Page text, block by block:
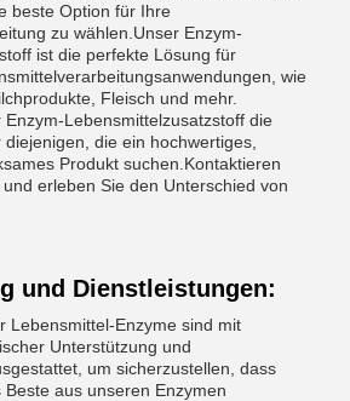
beste Option für Ihre
zu wählen.Unser Enzym-
ist die perfekte Lösung für
wie
Fleisch und mehr.
Lebensmittelzusatzstoff die
die ein hochwertiges,
Produkt suchen.Kontaktieren
erleben Sie den Unterschied von
und Dienstleistungen:
Lebensmittel-Enzyme sind mit
Unterstützung und
um sicherzustellen, dass
aus unseren Enzymen